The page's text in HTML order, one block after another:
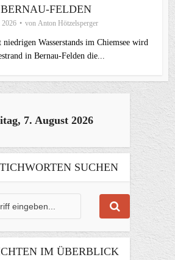
FELDEN
2026 von Anton Hötzelsperger
Wasserstands im Chiemsee wird
in Bernau-Felden die...
7. August 2026
SUCHEN
IM ÜBERBLICK